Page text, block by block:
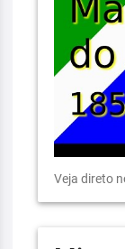
Veja direto